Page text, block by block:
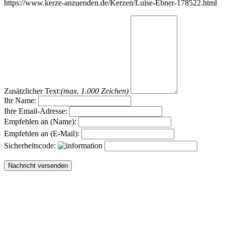
https://www.kerze-anzuenden.de/Kerzen/Luise-Ebner-178522.html
Zusätzlicher Text:(max. 1.000 Zeichen)
Ihr Name:
Ihre Email-Adresse:
Empfehlen an (Name):
Empfehlen an (E-Mail):
Sicherheitscode: